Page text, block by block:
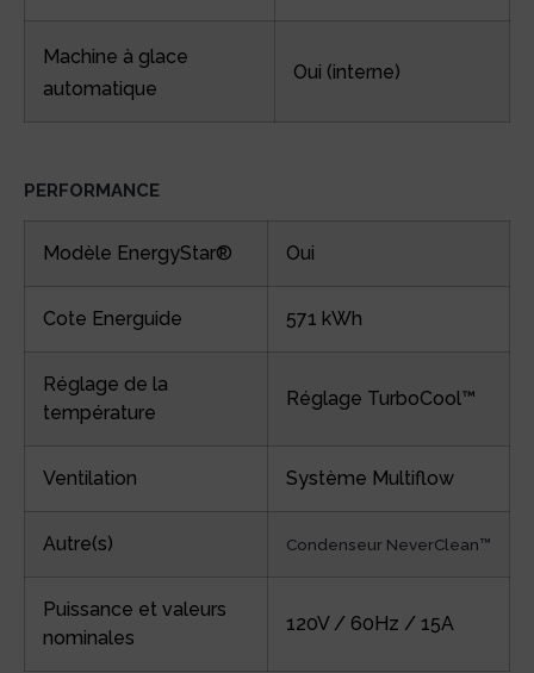
Machine à glace
automatique
Oui (interne)
PERFORMANCE
Modèle EnergyStar® Oui
Cote Energuide 571 kWh
Réglage de la
température
Réglage TurboCool™
Ventilation Système Multiflow
Autre(s) Condenseur NeverClean™
Puissance et valeurs
nominales
120V / 60Hz / 15A